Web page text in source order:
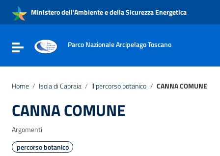
Vai al menu di navigazione
Vai al footer
Ministero dell'Ambiente e della Sicurezza Energetica
Attiva / disattiva la navigazione
Parco Nazionale Arcipelago Toscano
Home / Isola di Capraia / Il percorso botanico / CANNA COMUNE
CANNA COMUNE
Argomenti
percorso botanico